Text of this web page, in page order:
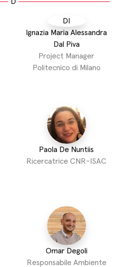
DI
Ignazia Maria Alessandra
Dal Piva
Project Manager
Politecnico di Milano
Paola De Nuntiis
Ricercatrice CNR-ISAC
Omar Degoli
Responsabile Ambiente